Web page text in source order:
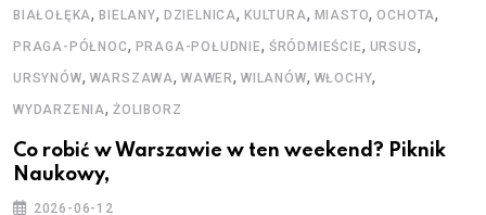
BIAŁOŁĘKA,BIELANY, DZIELNICA,KULTURA, MIASTO,OCHOTA,
PRAGA-PÓŁNOC, PRAGA-POŁUDNIE, ŚRÓDMIEŚCIE, URSUS,
URSYNÓW, WARSZAWA,WAWER,WILANÓW, WŁOCHY,
WYDARZENIA, ŻOLIBORZ
Co robić w Warszawie w ten weekend? Piknik
Naukowy,
2026-06-12